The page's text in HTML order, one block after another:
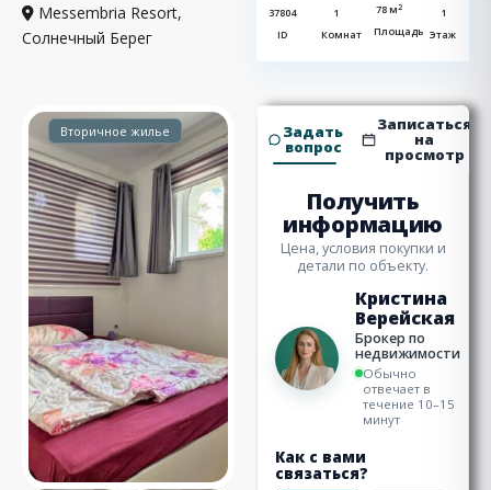
Messembria Resort,
Солнечный Берег
37804
ID
1
Комнат
78 м2
Площадь
1
Этаж
Вторичное жилье Задать
вопрос
Записаться
на
просмотр
Получить
информацию
Цена, условия покупки и
детали по объекту.
Кристина
Верейская
Брокер по
недвижимости
Обычно
отвечает в
течение 10–15
минут
Как с вами
связаться?